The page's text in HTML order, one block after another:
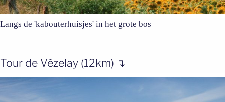
Langs de 'kabouterhuisjes' in het grote bos
Tour de Vézelay (12km) ↴